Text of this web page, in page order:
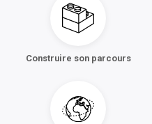
Construire son parcours